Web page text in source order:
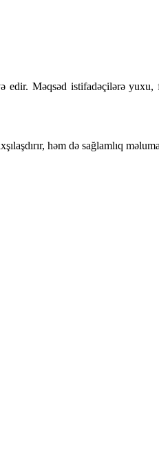
edir. Məqsəd istifadəçilərə
həm də sağlamlıq